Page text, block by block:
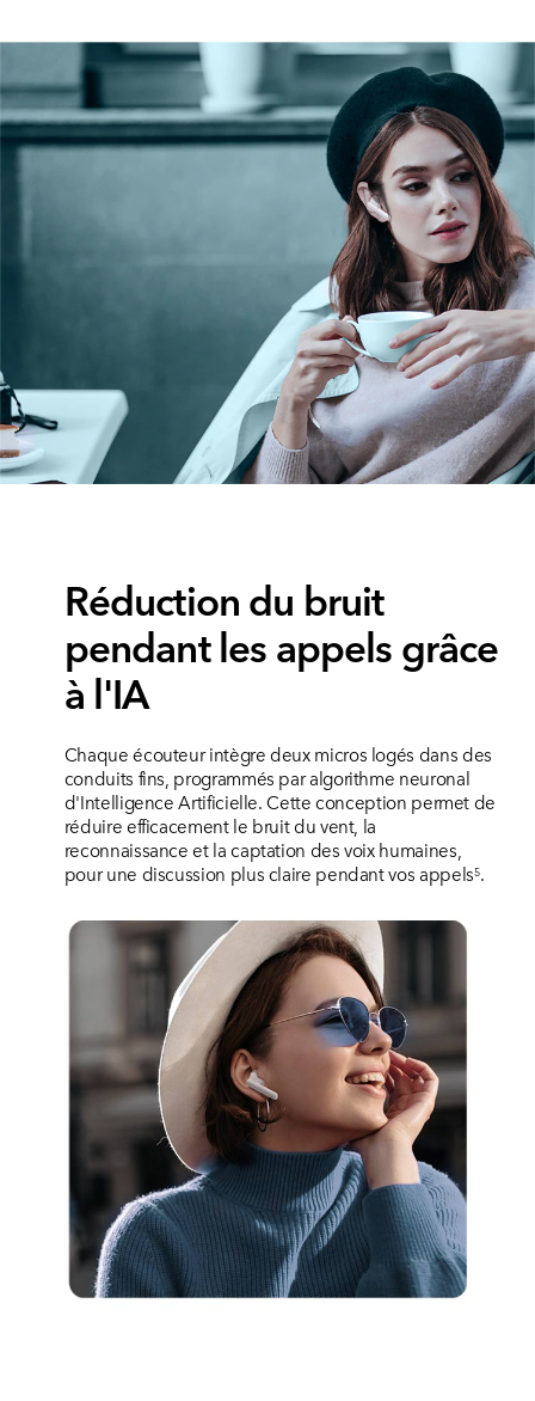
Réduction du bruit
pendant les appels grâce
à l'IA
Chaque écouteur intègre deux micros logés dans des
conduits fins, programmés par algorithme neuronal
d'Intelligence Artificielle. Cette conception permet de
réduire efficacement le bruit du vent, la
reconnaissance et la captation des voix humaines,
pour une discussion plus claire pendant vos appels5.